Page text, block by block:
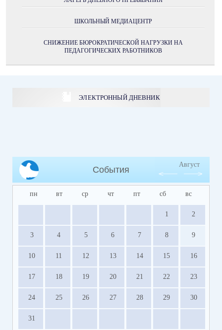
ШКОЛЬНЫЙ МЕДИАЦЕНТР
СНИЖЕНИЕ БЮРОКРАТИЧЕСКОЙ НАГРУЗКИ НА
ПЕДАГОГИЧЕСКИХ РАБОТНИКОВ
ЭЛЕКТРОННЫЙ ДНЕВНИК
События
Август
пн вт ср чт пт сб вс
1 2
3 4 5 6 7 8 9
10 11 12 13 14 15 16
17 18 19 20 21 22 23
24 25 26 27 28 29 30
31